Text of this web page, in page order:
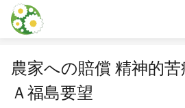
本文に飛ぶ
農家への賠償 精神的苦
Ａ福島要望